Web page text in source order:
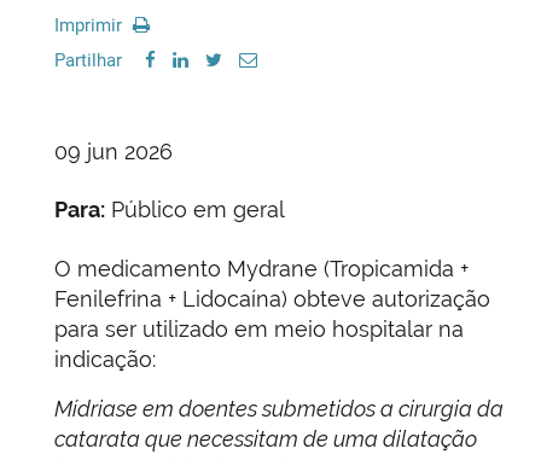
Imprimir
Partilhar
09 jun 2026
Para: Público em geral
O medicamento Mydrane (Tropicamida +
Fenilefrina + Lidocaína) obteve autorização
para ser utilizado em meio hospitalar na
indicação:
Mídriase em doentes submetidos a cirurgia da
catarata que necessitam de uma dilatação